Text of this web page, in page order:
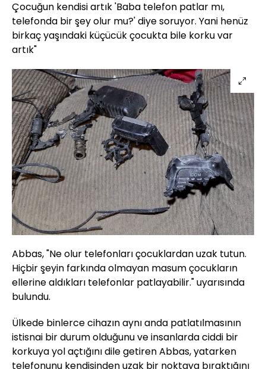
Çocuğun kendisi artık 'Baba telefon patlar mı,
telefonda bir şey olur mu?' diye soruyor. Yani henüz
birkaç yaşındaki küçücük çocukta bile korku var
artık"
Abbas, "Ne olur telefonları çocuklardan uzak tutun.
Hiçbir şeyin farkında olmayan masum çocukların
ellerine aldıkları telefonlar patlayabilir." uyarısında
bulundu.
Ülkede binlerce cihazın aynı anda patlatılmasının
istisnai bir durum olduğunu ve insanlarda ciddi bir
korkuya yol açtığını dile getiren Abbas, yatarken
telefonunu kendisinden uzak bir noktaya bıraktığını